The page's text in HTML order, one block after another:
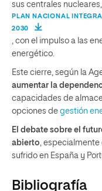
sus centrales
PLAN NACIONAL
2030
, con el impulso a las
energético.
Este cierre, según la
aumentar la
capacidades de
opciones de gestión
El debate sobre el
abierto,
sufrido en España y
Bibliografía